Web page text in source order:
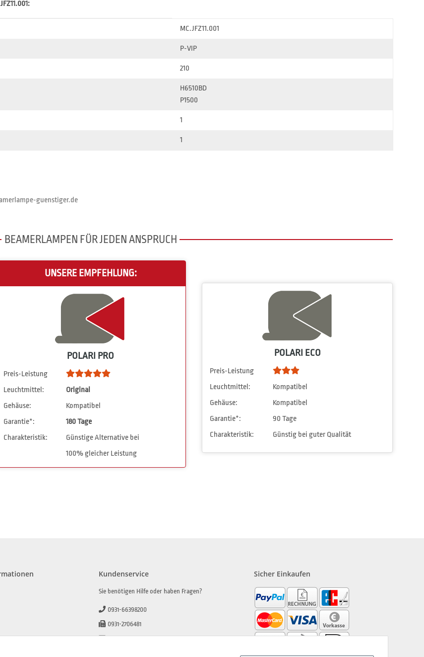
MC.JFZ11.001
P-VIP
210
H6510BD
P1500
1
1
guenstiger.de
BEAMERLAMPEN FÜR JEDEN ANSPRUCH
UNSERE EMPFEHLUNG:
POLARI PRO
Preis-Leistung
Leuchtmittel:
Original
Gehäuse:
Kompatibel
Garantie*:
180 Tage
Charakteristik:
Günstige Alternative bei
100% gleicher Leistung
POLARI ECO
Preis-Leistung
Leuchtmittel:
Kompatibel
Gehäuse:
Kompatibel
Garantie*:
90 Tage
Charakteristik:
Günstig bei guter Qualität
Kundenservice
Sie benötigen Hilfe oder haben Fragen?
0931-66398200
0931-2706481
info@beamerlampe-guenstiger.de
Sicher Einkaufen